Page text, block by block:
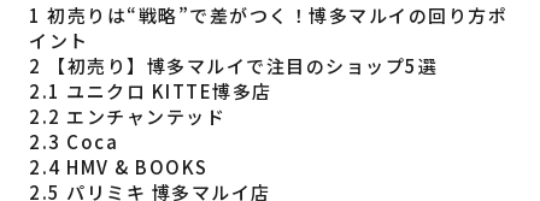
1 初売りは“戦略”で差がつく！博多マルイの回り方ポ
イント
2
【初売り】博多マルイで注目のショップ5選
2.1 ユニクロ KITTE博多店
2.2 エンチャンテッド
2.3 Coca
2.4 HMV & BOOKS
2.5 パリミキ 博多マルイ店